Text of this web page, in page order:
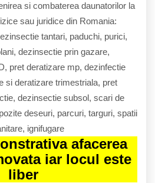
si combaterea daunatorilor la
sau juridice din Romania:
tantari, paduchi, purici,
dezinsectie prin gazare,
pret deratizare mp, dezinfectie
si deratizare trimestriala, pret
dezinsectie subsol, scari de
deseuri, parcuri, targuri, spatii
ignifugare
afacerea
iar locul este
liber